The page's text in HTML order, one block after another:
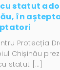
statut
în
Protecția
Chișinău
statut […]